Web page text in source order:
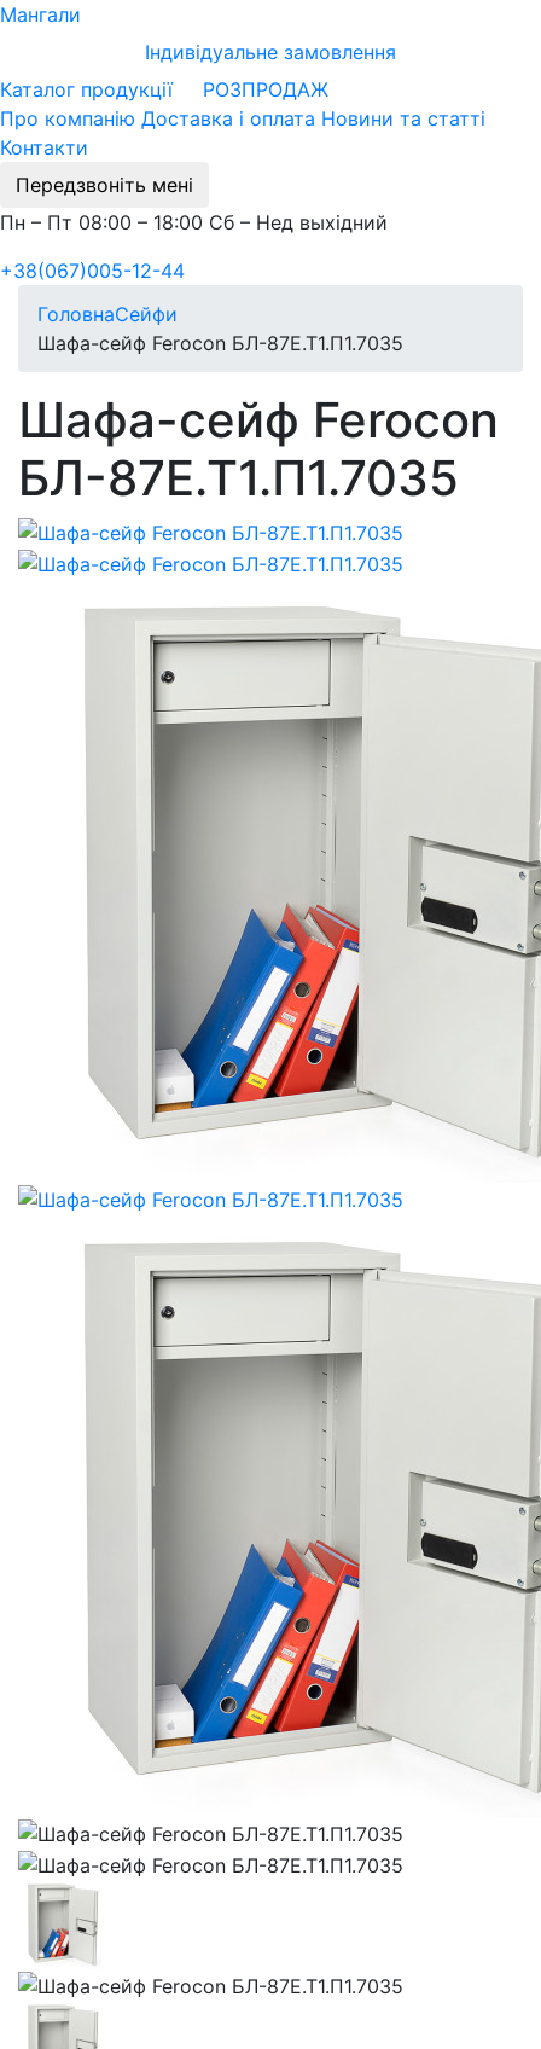
Мангали
Індивідуальне замовлення
Каталог продукції
РОЗПРОДАЖ
Про компанію Доставка і оплата Новини та статті
Контакти
Передзвоніть мені
Пн – Пт 08:00 – 18:00 Сб – Нед выхідний
+38(067)005-12-44
ГоловнаСейфи
Шафа-сейф Ferocon БЛ-87Е.Т1.П1.7035
Шафа-сейф Ferocon
БЛ-87Е.Т1.П1.7035